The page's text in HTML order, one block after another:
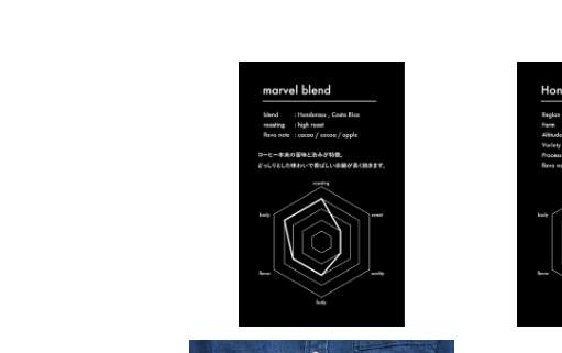
コーヒー豆【 marvel blend
】
¥1,000
コーヒ